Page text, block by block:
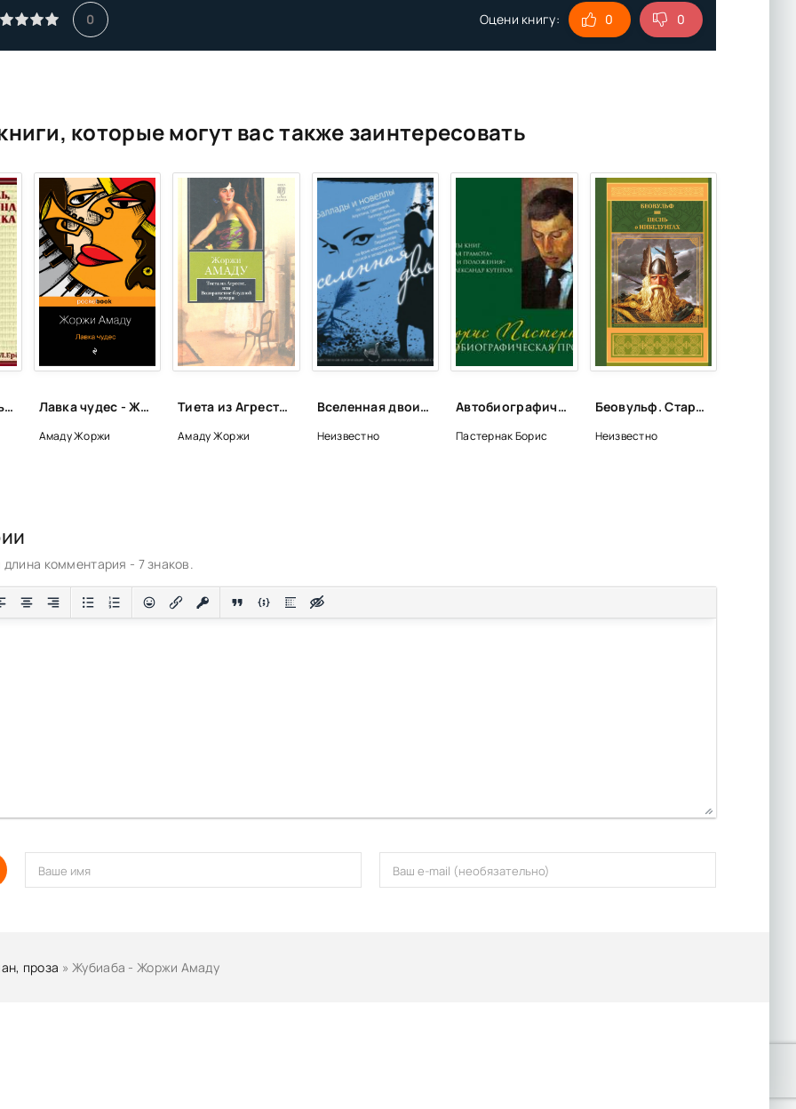
0 Оцени книгу: 0 0
которые могут вас также заинтересовать
Военный китель, академический мундир и ночная рубашка - Жоржи Амаду Лавка чудес - Жоржи Амаду
Амаду Жоржи
Тиета из Агресте, или Возвращение блудной дочери - Жоржи Амаду
Амаду Жоржи
Вселенная двоих (Сборник)
Неизвестно
Автобиографическая проза - Борис Пастернак
Пастернак Борис
Беовульф. Старшая Эдда. Песнь о Нибелунгах
Неизвестно
комментария - 7 знаков.
проза » Жубиаба - Жоржи Амаду